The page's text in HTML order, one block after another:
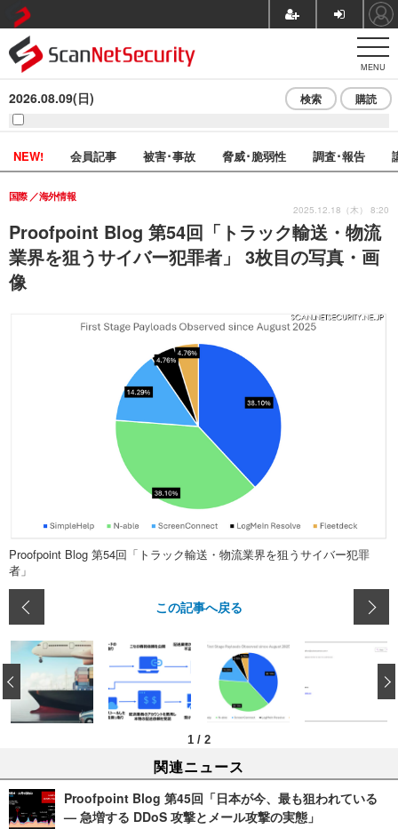
MENU
2026.08.09(日) 検索 購読
NEW! 会員記事 被害･事故 脅威･脆弱性 調査･報告
Proofpoint Blog 第54回「トラック輸送・物流
業界を狙うサイバー犯罪者」 3枚目の写真・画
像
国際 海外情報
2025.12.18（木） 8:20
Proofpoint Blog 第54回「トラック輸送・物流業界を狙うサイバー犯罪
者」
この記事へ戻る
1 / 2
‹
関連ニュース
Proofpoint Blog 第45回「日本が今、最も狙われている
— 急増する DDoS 攻撃とメール攻撃の実態」